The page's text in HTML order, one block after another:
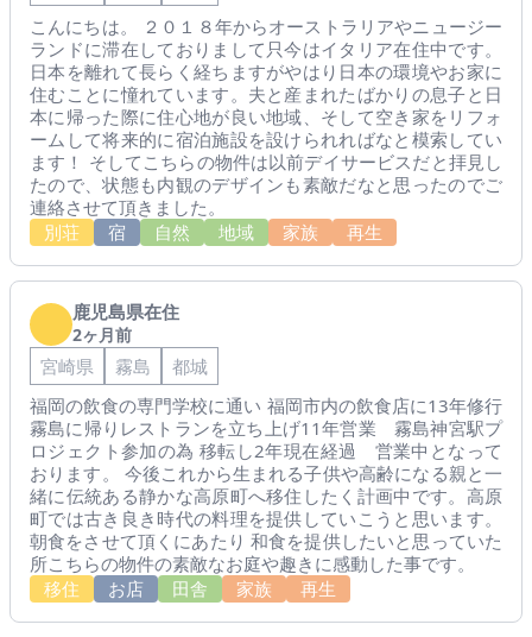
こんにちは。 ２０１８年からオーストラリアやニュージー
ランドに滞在しておりまして只今はイタリア在住中です。
日本を離れて長らく経ちますがやはり日本の環境やお家に
住むことに憧れています。夫と産まれたばかりの息子と日
本に帰った際に住心地が良い地域、そして空き家をリフォ
ームして将来的に宿泊施設を設けられればなと模索してい
ます！ そしてこちらの物件は以前デイサービスだと拝見し
たので、状態も内観のデザインも素敵だなと思ったのでご
連絡させて頂きました。
別荘
宿 自然 地域 家族 再生
鹿児島県在住
2ヶ月前
宮崎県 霧島
都城
福岡の飲食の専門学校に通い 福岡市内の飲食店に13年修行
霧島に帰りレストランを立ち上げ11年営業 霧島神宮駅プ
ロジェクト参加の為 移転し2年現在経過 営業中となって
おります。 今後これから生まれる子供や高齢になる親と一
緒に伝統ある静かな高原町へ移住したく計画中です。高原
町では古き良き時代の料理を提供していこうと思います。
朝食をさせて頂くにあたり 和食を提供したいと思っていた
所こちらの物件の素敵なお庭や趣きに感動した事です。
移住
お店 田舎 家族 再生